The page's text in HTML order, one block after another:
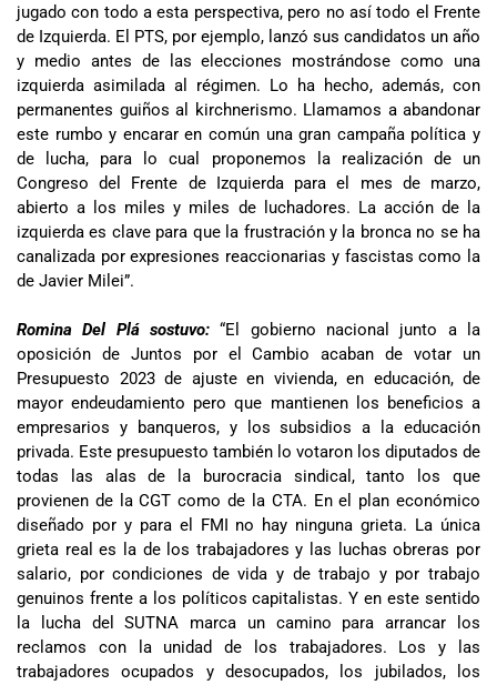
jugado con todo a esta perspectiva, pero no así todo el Frente
de Izquierda. El PTS, por ejemplo, lanzó sus candidatos un año
y medio antes de las elecciones mostrándose como una
izquierda asimilada al régimen. Lo ha hecho, además, con
permanentes guiños al kirchnerismo. Llamamos a abandonar
este rumbo y encarar en común una gran campaña política y
de lucha, para lo cual proponemos la realización de un
Congreso del Frente de Izquierda para el mes de marzo,
abierto a los miles y miles de luchadores. La acción de la
izquierda es clave para que la frustración y la bronca no se ha
canalizada por expresiones reaccionarias y fascistas como la
de Javier Milei”.
Romina Del Plá sostuvo: “El gobierno nacional junto a la
oposición de Juntos por el Cambio acaban de votar un
Presupuesto 2023 de ajuste en vivienda, en educación, de
mayor endeudamiento pero que mantienen los beneficios a
empresarios y banqueros, y los subsidios a la educación
privada. Este presupuesto también lo votaron los diputados de
todas las alas de la burocracia sindical, tanto los que
provienen de la CGT como de la CTA. En el plan económico
diseñado por y para el FMI no hay ninguna grieta. La única
grieta real es la de los trabajadores y las luchas obreras por
salario, por condiciones de vida y de trabajo y por trabajo
genuinos frente a los políticos capitalistas. Y en este sentido
la lucha del SUTNA marca un camino para arrancar los
reclamos con la unidad de los trabajadores. Los y las
trabajadores ocupados y desocupados, los jubilados, los